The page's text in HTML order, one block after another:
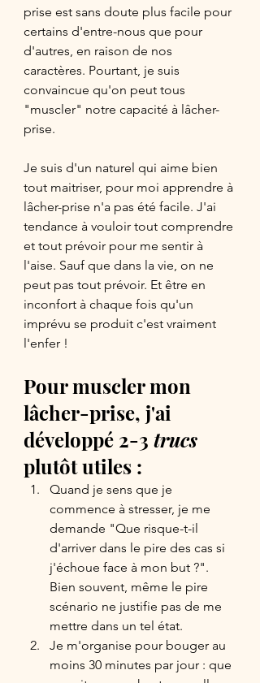
prise est sans doute plus facile pour
certains d'entre-nous que pour
d'autres, en raison de nos
caractères. Pourtant, je suis
convaincue qu'on peut tous
"muscler" notre capacité à lâcher-
prise.
Je suis d'un naturel qui aime bien
tout maitriser, pour moi apprendre à
lâcher-prise n'a pas été facile. J'ai
tendance à vouloir tout comprendre
et tout prévoir pour me sentir à
l'aise. Sauf que dans la vie, on ne
peut pas tout prévoir. Et être en
inconfort à chaque fois qu'un
imprévu se produit c'est vraiment
l'enfer !
Pour muscler mon
lâcher-prise, j'ai
développé 2-3 trucs
plutôt utiles :
Quand je sens que je
commence à stresser, je me
demande "Que risque-t-il
d'arriver dans le pire des cas si
j'échoue face à mon but ?".
Bien souvent, même le pire
scénario ne justifie pas de me
mettre dans un tel état.
Je m'organise pour bouger au
moins 30 minutes par jour : que